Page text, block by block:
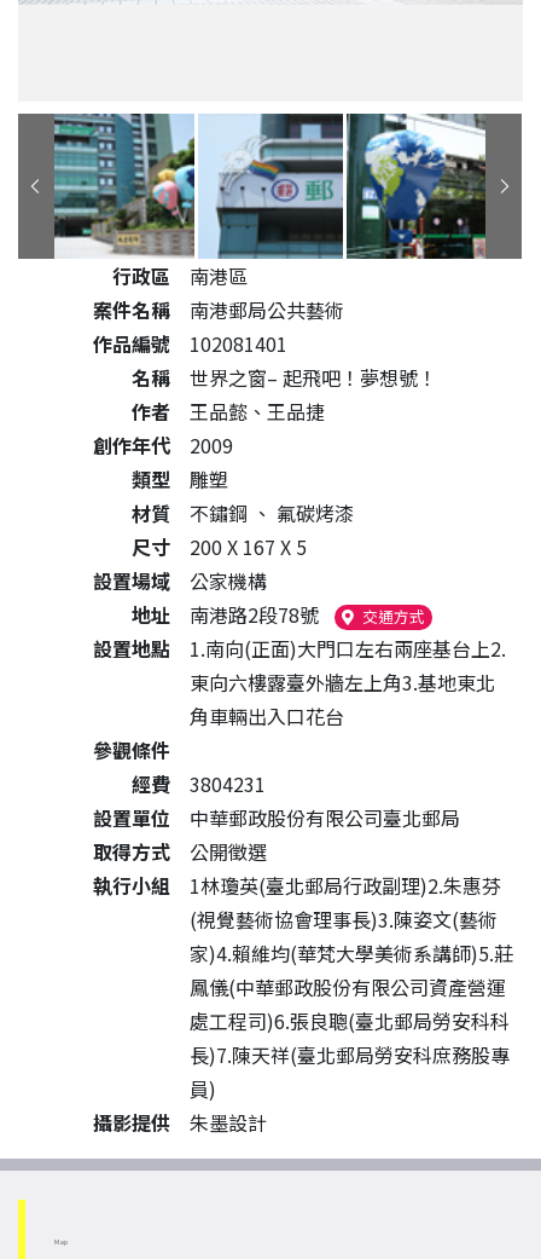
公共藝術作品詳細資料
行政區
南港區
案件名稱
南港郵局公共藝術
作品編號
102081401
名稱
世界之窗– 起飛吧！夢想號！
作者
王品懿、王品捷
創作年代
2009
類型
雕塑
材質
不鏽鋼 、 氟碳烤漆
尺寸
200 X 167 X 5
設置場域
公家機構
地址
南港路2段78號 交通方式（另開新視窗）
設置地點
1.南向(正面)大門口左右兩座基台上2.
東向六樓露臺外牆左上角3.基地東北
角車輛出入口花台
參觀條件
經費
3804231
設置單位
中華郵政股份有限公司臺北郵局
取得方式
公開徵選
執行小組
1林瓊英(臺北郵局行政副理)2.朱惠芬
(視覺藝術協會理事長)3.陳姿文(藝術
家)4.賴維均(華梵大學美術系講師)5.莊
鳳儀(中華郵政股份有限公司資產營運
處工程司)6.張良聰(臺北郵局勞安科科
長)7.陳天祥(臺北郵局勞安科庶務股專
員)
攝影提供
朱墨設計
Map